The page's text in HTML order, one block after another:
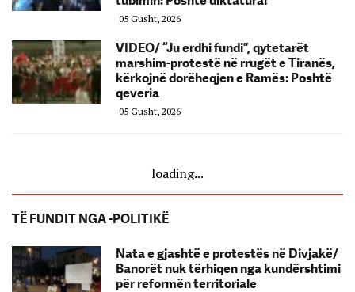
05 Gusht, 2026
VIDEO/ “Ju erdhi fundi”, qytetarët
marshim-protestë në rrugët e Tiranës,
kërkojnë dorëheqjen e Ramës: Poshtë
qeveria
05 Gusht, 2026
loading...
TË FUNDIT NGA -POLITIKË
Nata e gjashtë e protestës në Divjakë/
Banorët nuk tërhiqen nga kundërshtimi
për reformën territoriale